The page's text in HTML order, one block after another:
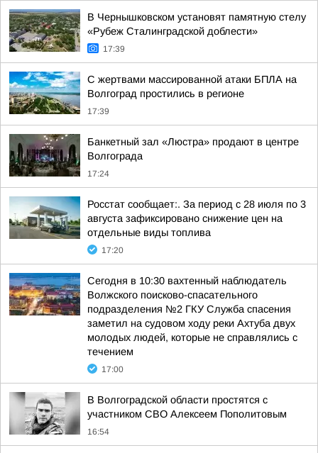
В Чернышковском установят памятную стелу
«Рубеж Сталинградской доблести»
17:39
С жертвами массированной атаки БПЛА на
Волгоград простились в регионе
17:39
Банкетный зал «Люстра» продают в центре
Волгограда
17:24
Росстат сообщает:. За период с 28 июля по 3
августа зафиксировано снижение цен на
отдельные виды топлива
17:20
Сегодня в 10:30 вахтенный наблюдатель
Волжского поисково-спасательного
подразделения №2 ГКУ Служба спасения
заметил на судовом ходу реки Ахтуба двух
молодых людей, которые не справлялись с
течением
17:00
В Волгоградской области простятся с
участником СВО Алексеем Пополитовым
16:54